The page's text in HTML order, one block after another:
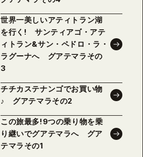
世界一美しいアティトラン湖
を行く! サンティアゴ・アテ
ィトラン&サン・ペドロ・ラ・
ラグーナへ グアテマラその
3
チチカステナンゴでお買い物
♪ グアテマラその2
この旅最多!9つの乗り物を乗
り継いでグアテマラへ グア
テマラその1